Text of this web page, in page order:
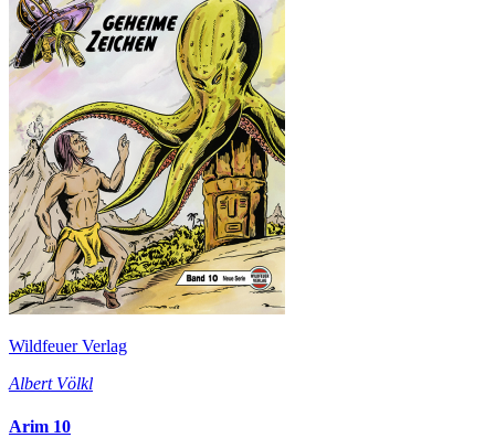
Wildfeuer Verlag
Albert Völkl
Arim 10